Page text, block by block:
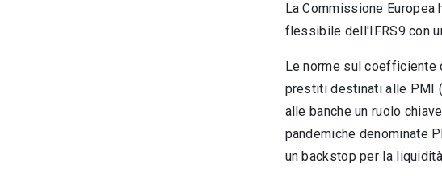
La Commissione Europea
flessibile dell'IFRS9 con
Le norme sul coefficiente
prestiti destinati alle PMI
alle banche un ruolo
pandemiche denominate
un backstop per la